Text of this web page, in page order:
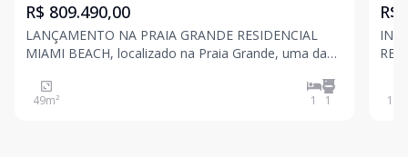
R$ 809.490,00
LANÇAMENTO NA PRAIA GRANDE RESIDENCIAL
MIAMI BEACH, localizado na Praia Grande, uma das
de bandeira azul que comprova seu alto nível de
preservação ambiental. Uma praia com mar aberto e
49m² 1 1
R$
para
119